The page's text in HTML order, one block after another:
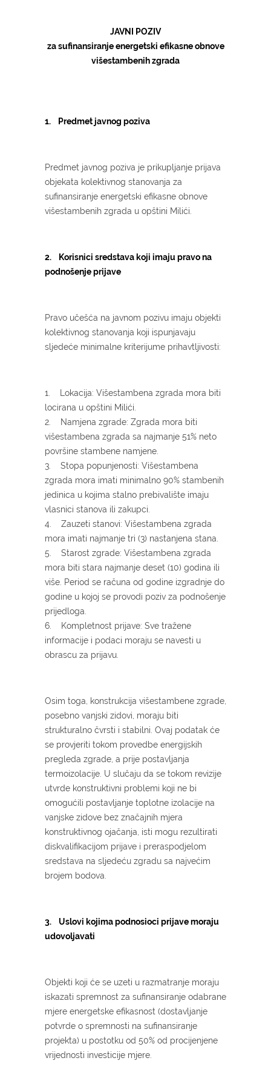
JAVNI POZIV
za sufinansiranje energetski efikasne obnove
višestambenih zgrada
1. Predmet javnog poziva
Predmet javnog poziva je prikupljanje prijava
objekata kolektivnog stanovanja za
sufinansiranje energetski efikasne obnove
višestambenih zgrada u opštini Milići.
2. Korisnici sredstava koji imaju pravo na
podnošenje prijave
Pravo učešća na javnom pozivu imaju objekti
kolektivnog stanovanja koji ispunjavaju
sljedeće minimalne kriterijume prihavtljivosti:
1. Lokacija: Višestambena zgrada mora biti
locirana u opštini Milići.
2. Namjena zgrade: Zgrada mora biti
višestambena zgrada sa najmanje 51% neto
površine stambene namjene.
3. Stopa popunjenosti: Višestambena
zgrada mora imati minimalno 90% stambenih
jedinica u kojima stalno prebivalište imaju
vlasnici stanova ili zakupci.
4. Zauzeti stanovi: Višestambena zgrada
mora imati najmanje tri (3) nastanjena stana.
5. Starost zgrade: Višestambena zgrada
mora biti stara najmanje deset (10) godina ili
više. Period se računa od godine izgradnje do
godine u kojoj se provodi poziv za podnošenje
prijedloga.
6. Kompletnost prijave: Sve tražene
informacije i podaci moraju se navesti u
obrascu za prijavu.
Osim toga, konstrukcija višestambene zgrade,
posebno vanjski zidovi, moraju biti
strukturalno čvrsti i stabilni. Ovaj podatak će
se provjeriti tokom provedbe energijskih
pregleda zgrade, a prije postavljanja
termoizolacije. U slučaju da se tokom revizije
utvrde konstruktivni problemi koji ne bi
omogućili postavljanje toplotne izolacije na
vanjske zidove bez značajnih mjera
konstruktivnog ojačanja, isti mogu rezultirati
diskvalifikacijom prijave i preraspodjelom
sredstava na sljedeću zgradu sa najvećim
brojem bodova.
3. Uslovi kojima podnosioci prijave moraju
udovoljavati
Objekti koji će se uzeti u razmatranje moraju
iskazati spremnost za sufinansiranje odabrane
mjere energetske efikasnost (dostavljanje
potvrde o spremnosti na sufinansiranje
projekta) u postotku od 50% od procijenjene
vrijednosti investicije mjere.